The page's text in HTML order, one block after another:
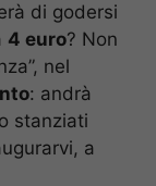
di godersi
4 euro? Non
nel
: andrà
stanziati
a